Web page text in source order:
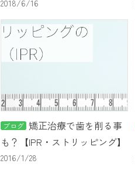
バリーとワイヤー併用
2018/6/16
ブログ 矯正治療で歯を削る事
も？【IPR・ストリッピング】
2016/1/28